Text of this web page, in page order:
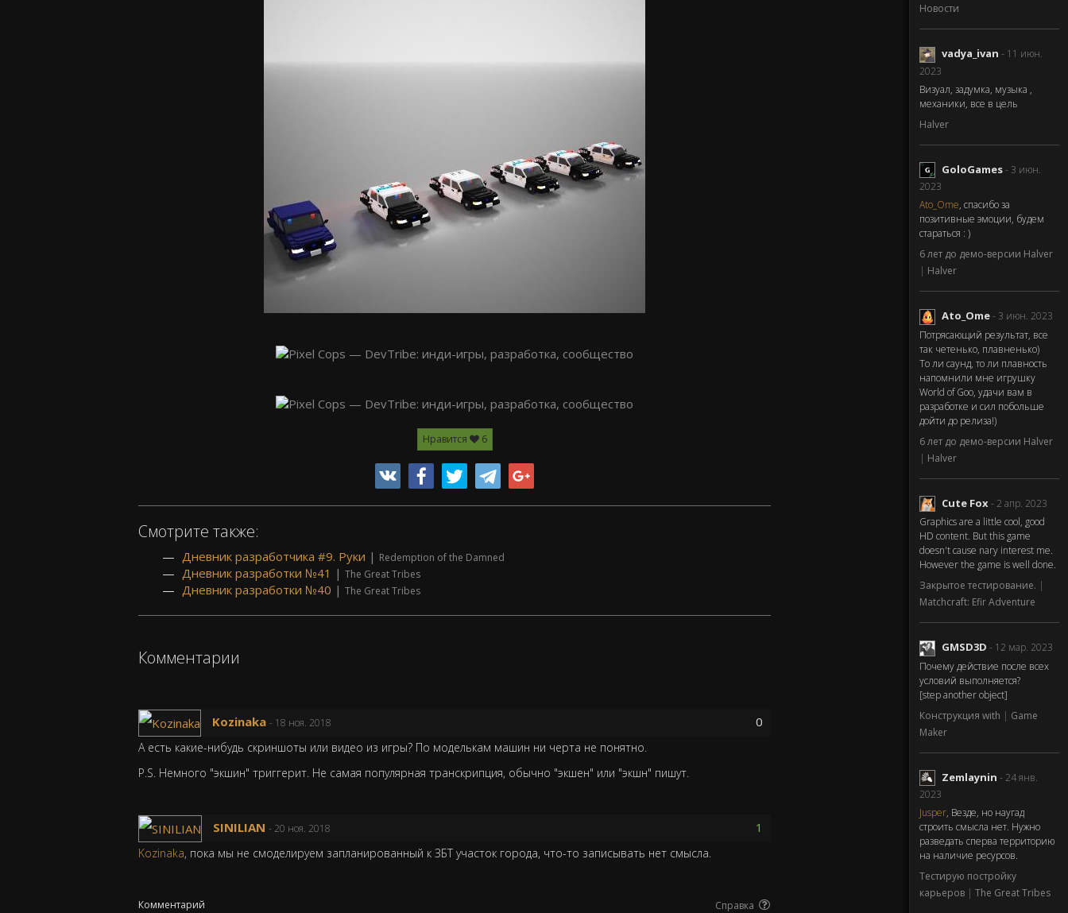
Новости
vadya_ivan - 11 июн.
2023
Визуал, задумка, музыка ,
механики, все в цель
Halver
GoloGames- 3 июн.
2023
Ato_Ome, спасибо за
позитивные эмоции, будем
стараться : )
6 лет до демо-версии Halver
| Halver
Ato_Ome- 3 июн. 2023
Потрясающий результат, все
так четенько, плавненько)
То ли саунд, то ли плавность
напомнили мне игрушку
World of Goo, удачи вам в
разработке и сил побольше
дойти до релиза!)
6 лет до демо-версии Halver
| Halver
Cute Fox- 2 апр. 2023
Graphics are a little cool, good
HD content. But this game
doesn't cause nary interest me.
However the game is well done.
Закрытое тестирование. |
Matchcraft: Efir Adventure
GMSD3D - 12 мар. 2023
Почему действие после всех
условий выполняется?
[step another object]
Конструкция with | Game
Maker
Zemlaynin - 24 янв.
2023
Jusper, Везде, но наугад
строить смысла нет. Нужно
разведать сперва территорию
на наличие ресурсов.
Тестирую постройку
карьеров | The Great Tribes
Нравится 6
Смотрите также:
Дневник разработчика #9. Руки | Redemption of the Damned
Дневник разработки №41 | The Great Tribes
Дневник разработки №40 | The Great Tribes
Комментарии
Kozinaka - 18 ноя. 2018 0
А есть какие-нибудь скриншоты или видео из игры? По моделькам машин ни черта не понятно.
P.S. Немного "экшин" триггерит. Не самая популярная транскрипция, обычно "экшен" или "экшн" пишут.
SINILIAN - 20 ноя. 2018 1
Kozinaka, пока мы не смоделируем запланированный к ЗБТ участок города, что-то записывать нет смысла.
Комментарий Справка